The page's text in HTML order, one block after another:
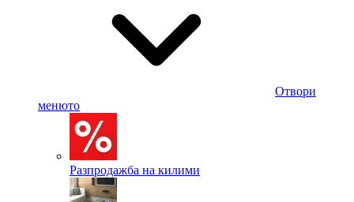
Отвори
менюто
Разпродажба на килими